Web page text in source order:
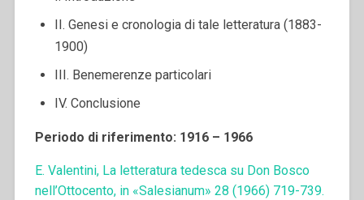
II. Genesi e cronologia di tale letteratura (1883-
1900)
III. Benemerenze particolari
IV. Conclusione
Periodo di riferimento: 1916 – 1966
E. Valentini, La letteratura tedesca su Don Bosco
nell’Ottocento, in «Salesianum» 28 (1966) 719-739.